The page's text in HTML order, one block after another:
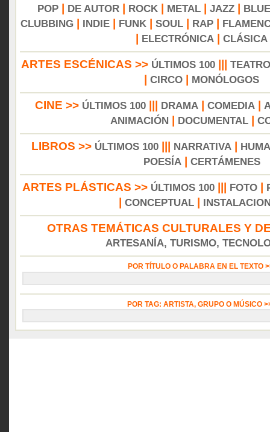
POP
DE AUTOR ROCK METAL JAZZ
CLUBBING
INDIE FUNK SOUL RAP
ELECTRÓNICA CLÁSICA
ARTES ESCÉNICAS >> ÚLTIMOS 100||| TEATRO
CIRCO MONÓLOGOS
CINE >> ÚLTIMOS 100 DRAMA COMEDIA
ANIMACIÓN
DOCUMENTAL|
LIBROS >> ÚLTIMOS 100 NARRATIVA
POESÍA| CERTÁMENES
ARTES PLÁSTICAS >> ÚLTIMOS 100 FOTO
CONCEPTUAL
OTRAS TEMÁTICAS CULTURALES Y
ARTESANÍA, TURISMO,
POR TÍTULO O PALABRA EN EL TEXTO
POR TAG: ARTISTA, GRUPO O MÚSICO